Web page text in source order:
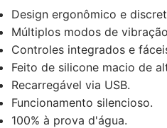
Design ergonômico e
Múltiplos modos de
Controles integrados e
Feito de silicone macio de
Recarregável via USB.
Funcionamento silencioso.
100% à prova d'água.